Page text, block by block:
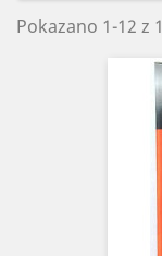
Pokazano 1-12 z